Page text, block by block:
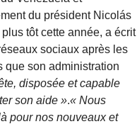
du président Nicolás
plus tôt cette année, a écrit
sociaux après les
que son administration
disposée et capable
son aide ».« Nous
pour nos nouveaux et